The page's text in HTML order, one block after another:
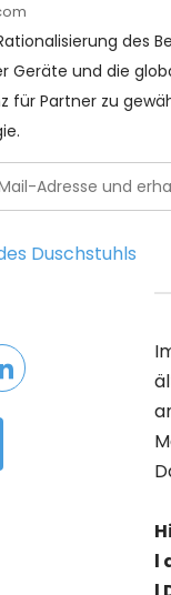
des
Geräte und die
für Partner zu
Duschstuhls
l